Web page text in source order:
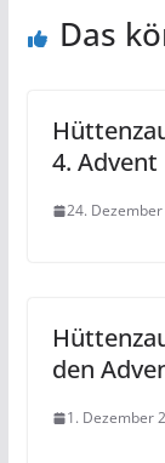
Das
4. Advent
24.
den
1. Dezember